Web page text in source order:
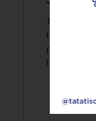
Tata Tiscon
highly
possess
high…